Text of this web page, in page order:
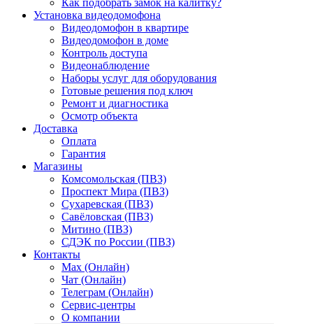
Как подобрать замок на калитку?
Установка видеодомофона
Видеодомофон в квартире
Видеодомофон в доме
Контроль доступа
Видеонаблюдение
Наборы услуг для оборудования
Готовые решения под ключ
Ремонт и диагностика
Осмотр объекта
Доставка
Оплата
Гарантия
Магазины
Комсомольская (ПВЗ)
Проспект Мира (ПВЗ)
Сухаревская (ПВЗ)
Савёловская (ПВЗ)
Митино (ПВЗ)
СДЭК по России (ПВЗ)
Контакты
Max (Онлайн)
Чат (Онлайн)
Телеграм (Онлайн)
Сервис-центры
О компании